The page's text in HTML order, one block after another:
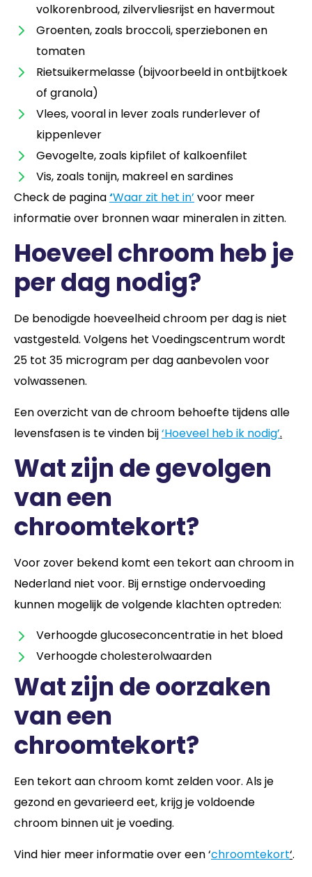
volkorenbrood, zilvervliesrijst en havermout
Groenten, zoals broccoli, sperziebonen en
tomaten
Rietsuikermelasse (bijvoorbeeld in ontbijtkoek
of granola)
Vlees, vooral in lever zoals runderlever of
kippenlever
Gevogelte, zoals kipfilet of kalkoenfilet
Vis, zoals tonijn, makreel en sardines
Check de pagina‘Waar zit het in’ voor meer
informatie over bronnen waar mineralen in zitten.
Hoeveel chroom heb je
per dag nodig?
De benodigde hoeveelheid chroom per dag is niet
vastgesteld. Volgens het Voedingscentrum wordt
25 tot 35 microgram per dag aanbevolen voor
volwassenen.
Een overzicht van de chroom behoefte tijdens alle
levensfasen is te vinden bij‘Hoeveel heb ik nodig’.
Wat zijn de gevolgen
van een
chroomtekort?
Voor zover bekend komt een tekort aan chroom in
Nederland niet voor. Bij ernstige ondervoeding
kunnen mogelijk de volgende klachten optreden:
Verhoogde glucoseconcentratie in het bloed
Verhoogde cholesterolwaarden
Wat zijn de oorzaken
van een
chroomtekort?
Een tekort aan chroom komt zelden voor. Als je
gezond en gevarieerd eet, krijg je voldoende
chroom binnen uit je voeding.
Vind hier meer informatie over een ‘chroomtekort‘.